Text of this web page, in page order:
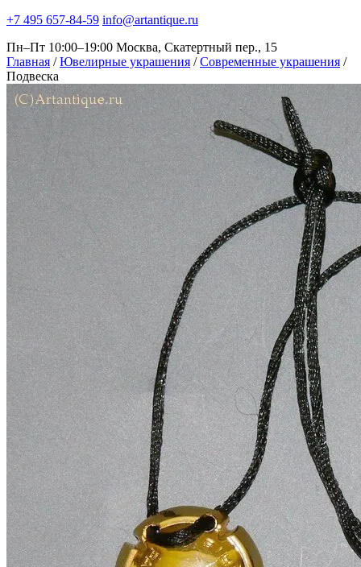
+7 495 657-84-59 info@artantique.ru
Пн–Пт 10:00–19:00 Москва, Скатертный пер., 15
Главная / Ювелирные украшения / Современные украшения /
Подвеска